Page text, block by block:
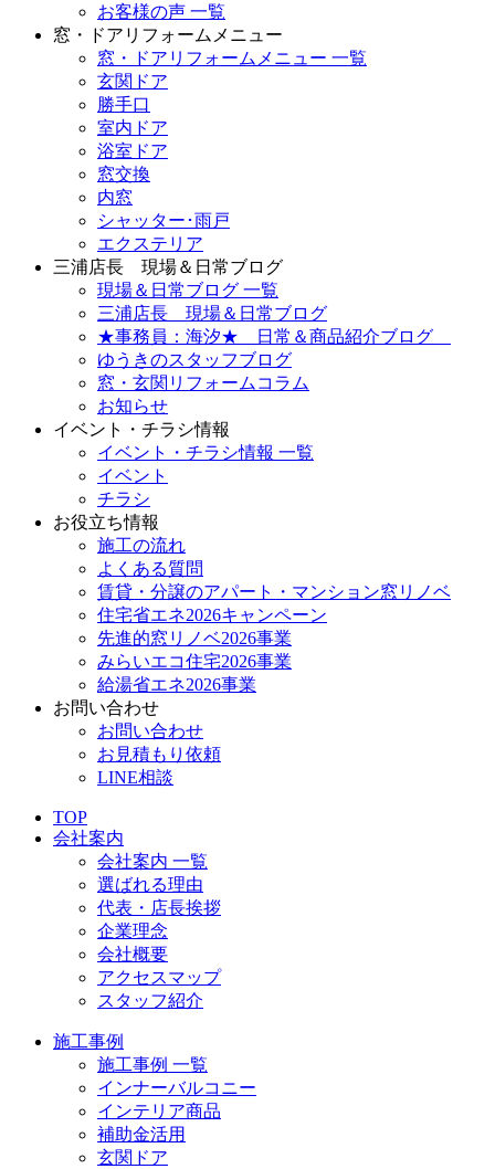
お客様の声 一覧
窓・ドアリフォームメニュー
窓・ドアリフォームメニュー 一覧
玄関ドア
勝手口
室内ドア
浴室ドア
窓交換
内窓
シャッター･雨戸
エクステリア
三浦店長 現場＆日常ブログ
現場＆日常ブログ 一覧
三浦店長 現場＆日常ブログ
★事務員：海汐★ 日常＆商品紹介ブログ
ゆうきのスタッフブログ
窓・玄関リフォームコラム
お知らせ
イベント・チラシ情報
イベント・チラシ情報 一覧
イベント
チラシ
お役立ち情報
施工の流れ
よくある質問
賃貸・分譲のアパート・マンション窓リノベ
住宅省エネ2026キャンペーン
先進的窓リノベ2026事業
みらいエコ住宅2026事業
給湯省エネ2026事業
お問い合わせ
お問い合わせ
お見積もり依頼
LINE相談
TOP
会社案内
会社案内 一覧
選ばれる理由
代表・店長挨拶
企業理念
会社概要
アクセスマップ
スタッフ紹介
施工事例
施工事例 一覧
インナーバルコニー
インテリア商品
補助金活用
玄関ドア